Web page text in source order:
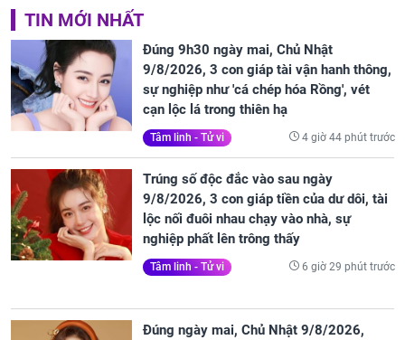
TIN MỚI NHẤT
Đúng 9h30 ngày mai, Chủ Nhật
9/8/2026, 3 con giáp tài vận hanh thông,
sự nghiệp như 'cá chép hóa Rồng', vét
cạn lộc lá trong thiên hạ
Tâm linh - Tử vi 4 giờ 44 phút trước
Trúng số độc đắc vào sau ngày
9/8/2026, 3 con giáp tiền của dư dôi, tài
lộc nối đuôi nhau chạy vào nhà, sự
nghiệp phất lên trông thấy
Tâm linh - Tử vi 6 giờ 29 phút trước
Đúng ngày mai, Chủ Nhật 9/8/2026,